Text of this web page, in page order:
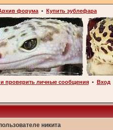
форума • Купить эублефара
проверить личные сообщения• Вход
никита